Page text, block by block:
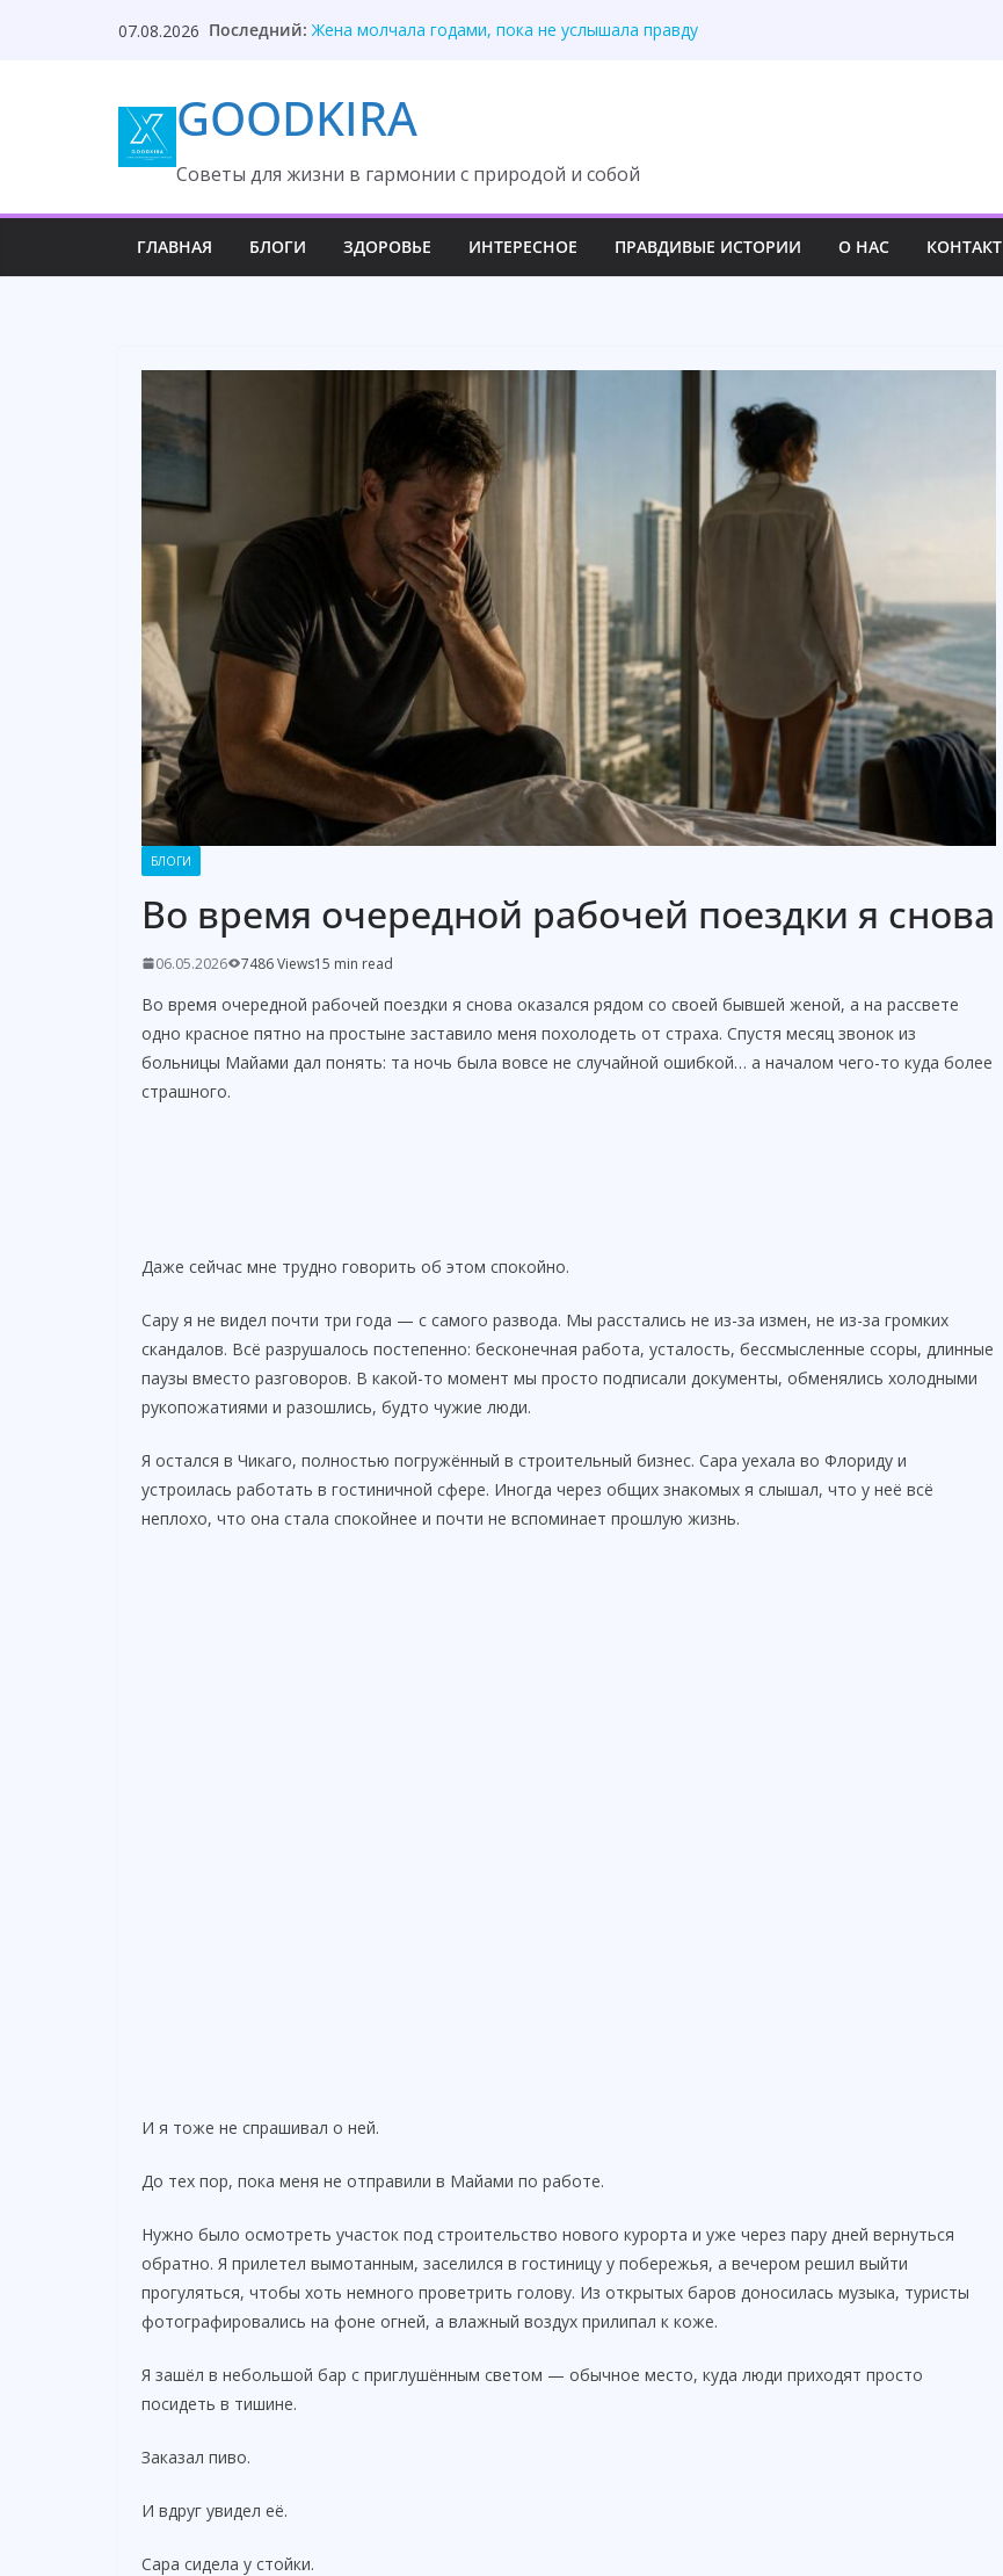
07.08.2026 Последний: Жена молчала годами, пока не услышала правду
Правда разрушила девятнадцать лет брака
Невестка молчала, правда спасла всю семью
GOODKIRA
Cоветы для жизни в гармонии с природой и собой
ГЛАВНАЯ БЛОГИ ЗДОРОВЬЕ ИНТЕРЕСНОЕ ПРАВДИВЫЕ ИСТОРИИ О НАС КОНТАКТ
БЛОГИ
Во время очередной рабочей поездки я снова
06.05.2026 7486 Views15 min read
Во время очередной рабочей поездки я снова оказался рядом со своей бывшей женой, а на рассвете
одно красное пятно на простыне заставило меня похолодеть от страха. Спустя месяц звонок из
больницы Майами дал понять: та ночь была вовсе не случайной ошибкой… а началом чего-то куда более
страшного.
Даже сейчас мне трудно говорить об этом спокойно.
Сару я не видел почти три года — с самого развода. Мы расстались не из-за измен, не из-за громких
скандалов. Всё разрушалось постепенно: бесконечная работа, усталость, бессмысленные ссоры, длинные
паузы вместо разговоров. В какой-то момент мы просто подписали документы, обменялись холодными
рукопожатиями и разошлись, будто чужие люди.
Я остался в Чикаго, полностью погружённый в строительный бизнес. Сара уехала во Флориду и
устроилась работать в гостиничной сфере. Иногда через общих знакомых я слышал, что у неё всё
неплохо, что она стала спокойнее и почти не вспоминает прошлую жизнь.
И я тоже не спрашивал о ней.
До тех пор, пока меня не отправили в Майами по работе.
Нужно было осмотреть участок под строительство нового курорта и уже через пару дней вернуться
обратно. Я прилетел вымотанным, заселился в гостиницу у побережья, а вечером решил выйти
прогуляться, чтобы хоть немного проветрить голову. Из открытых баров доносилась музыка, туристы
фотографировались на фоне огней, а влажный воздух прилипал к коже.
Я зашёл в небольшой бар с приглушённым светом — обычное место, куда люди приходят просто
посидеть в тишине.
Заказал пиво.
И вдруг увидел её.
Сара сидела у стойки.